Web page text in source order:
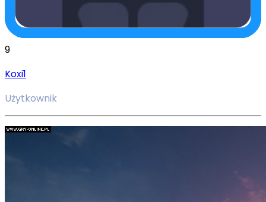
9
Koxi1
Użytkownik